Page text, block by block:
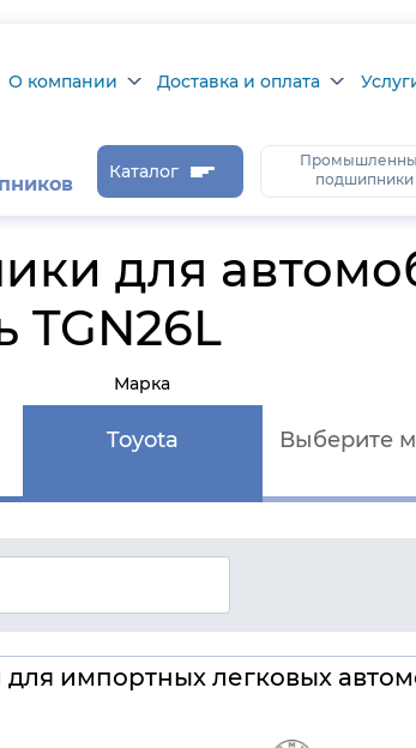
О компании
на
и
производителя
Доставка и оплата
Доставка и оплата
Возврат товара
заказа
Каталог
подшипники
для
TGN26L
Марка
Toyota Выберите
импортных легковых